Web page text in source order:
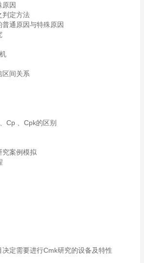
原因
判定方法
通原因与特殊原因
区间关系
Cp 、Cpk的区别
究案例模拟
定需要进行Cmk研究的设备及特性